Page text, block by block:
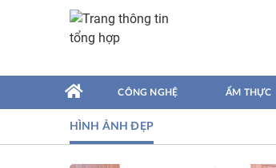
CÔNG NGHỆ ẨM THỰC
HÌNH ẢNH ĐẸP